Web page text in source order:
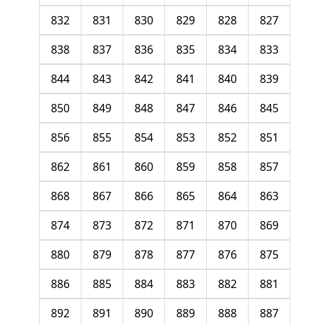
827
828
829
830
831
832
833
834
835
836
837
838
839
840
841
842
843
844
845
846
847
848
849
850
851
852
853
854
855
856
857
858
859
860
861
862
863
864
865
866
867
868
869
870
871
872
873
874
875
876
877
878
879
880
881
882
883
884
885
886
887
888
889
890
891
892